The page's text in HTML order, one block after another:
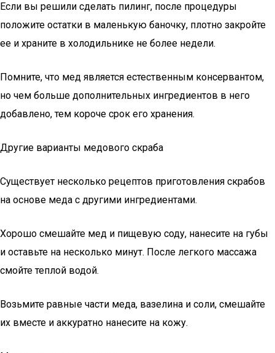
Если вы решили сделать пилинг, после процедуры
положите остатки в маленькую баночку, плотно закройте
ее и храните в холодильнике не более недели.
Помните, что мед является естественным консервантом,
но чем больше дополнительных ингредиентов в него
добавлено, тем короче срок его хранения.
Другие варианты медового скраба
Существует несколько рецептов приготовления скрабов
на основе меда с другими ингредиентами.
Хорошо смешайте мед и пищевую соду, нанесите на губы
и оставьте на несколько минут. После легкого массажа
смойте теплой водой.
Возьмите равные части меда, вазелина и соли, смешайте
их вместе и аккуратно нанесите на кожу.